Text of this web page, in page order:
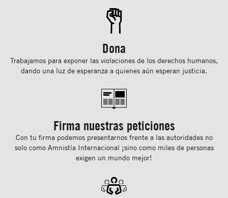
Dona
Trabajamos para exponer las violaciones de los derechos humanos,
dando una luz de esperanza a quienes aún esperan justicia.
Firma nuestras peticiones
Con tu ﬁrma podemos presentarnos frente a las autoridades no
solo como Amnistía Internacional ¡sino como miles de personas
exigen un mundo mejor!